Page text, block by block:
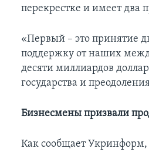
перекрестке и имеет два
«Первый – это принятие
поддержку от наших
десяти миллиардов
государства и
Бизнесмены призвали
Как сообщает Укринформ,